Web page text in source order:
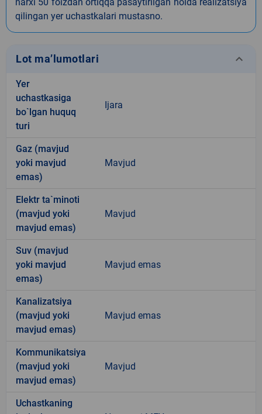
qilingan yer uchastkalari mustasno.
Lot ma’lumotlari keyboard_arrow_down
Yer
uchastkasiga
bo`lgan huquq
turi
Ijara
Gaz (mavjud
yoki mavjud
emas)
Mavjud
Elektr ta`minoti
(mavjud yoki
mavjud emas)
Mavjud
Suv (mavjud
yoki mavjud
emas)
Mavjud emas
Kanalizatsiya
(mavjud yoki
mavjud emas)
Mavjud emas
Kommunikatsiya
(mavjud yoki
mavjud emas)
Mavjud
Uchastkaning